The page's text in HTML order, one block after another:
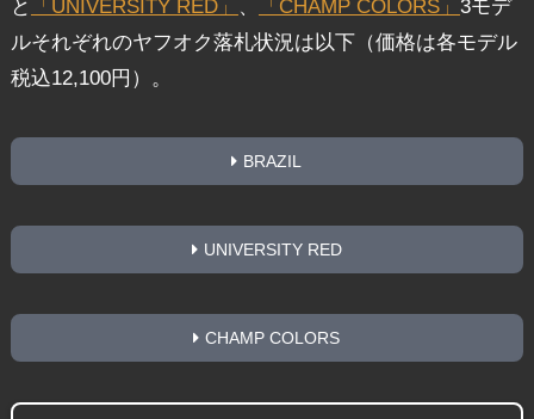
と
「UNIVERSITY RED」 、 「CHAMP COLORS」 3モデ
ルそれぞれのヤフオク落札状況は以下（価格は各モデル
税込12,100円）。
BRAZIL
UNIVERSITY RED
CHAMP COLORS